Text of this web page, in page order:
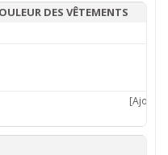
DES VÊTEMENTS